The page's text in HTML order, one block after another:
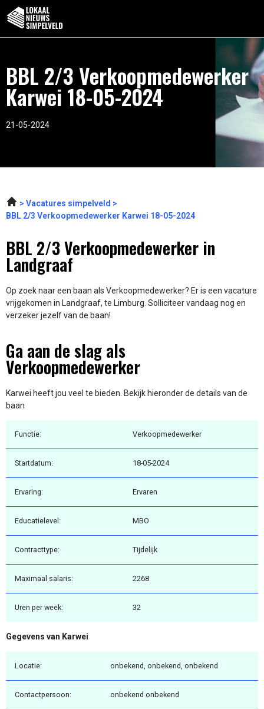
BBL 2/3 Verkoopmedewerker
Karwei 18-05-2024
21-05-2024
Vacatures simpelveld
BBL 2/3 Verkoopmedewerker Karwei 18-05-2024
BBL 2/3 Verkoopmedewerker in
Landgraaf
Op zoek naar een baan als Verkoopmedewerker? Er is een vacature
vrijgekomen in Landgraaf, te Limburg. Solliciteer vandaag nog en
verzeker jezelf van de baan!
Ga aan de slag als
Verkoopmedewerker
Karwei heeft jou veel te bieden. Bekijk hieronder de details van de
baan
Functie: Verkoopmedewerker
Startdatum: 18-05-2024
Ervaring: Ervaren
Educatielevel: MBO
Contracttype: Tijdelijk
Maximaal salaris: 2268
Uren per week: 32
Gegevens van Karwei
Locatie: onbekend, onbekend, onbekend
Contactpersoon: onbekend onbekend